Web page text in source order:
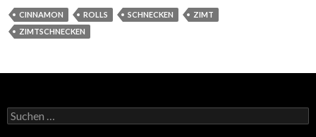
CINNAMON ROLLS SCHNECKEN
ZIMT
ZIMTSCHNECKEN
Suchen
nach: